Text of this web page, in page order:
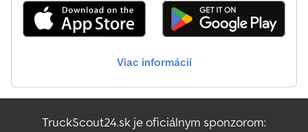
diferenciálu, žeriav, Kontaktná osoba pre predaj: Frank Rau /
ruština / angličtina / nemčina - Bachar Ibrahim / arabčina /
angličtina / nemčina - Servis pre registráciu vozidla,
prevodovka, ekologická známka: 4 (zelená), diesel, trieda emisií:
zariadenie, klimatizácia, základná farba: biela Ďalšie prvky výbavy:
uzávierka diferenciálu, ESP, pripravené na prevádzku, hydraulika
Viac informácií
TruckScout24.sk je oficiálnym sponzorom: